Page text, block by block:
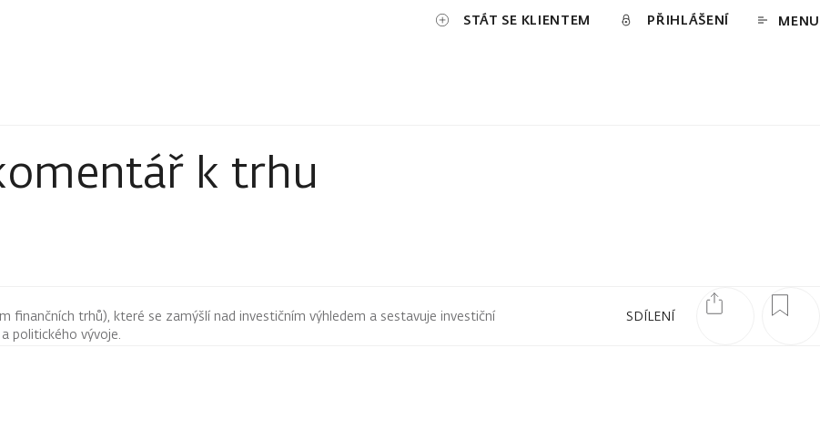
STÁT SE KLIENTEM PŘIHLÁŠENÍ MENU
k trhu
SDÍLENÍ
finančních trhů), které se zamýšlí nad investičním výhledem a sestavuje investiční
politického vývoje.